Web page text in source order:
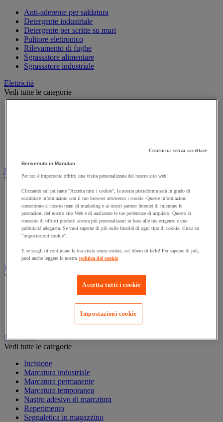
Anti-aderente per saldatura
Detergente industriale
Detergente per scritte su muri
Pulitore elettronico
Rilevamento di fughe
Sgrassatore alimentare
Sgrassatore industriale
Elettricità
Vedi tutte le categorie
Illuminazione
Vedi tutte le categorie
Illuminazione interna ed esterna
Lampada da officina
Lampada frontale
Lampada portatile
Lampadina
Torcia
Ingrassaggio e lubrificazione
Vedi tutte le categorie
Attrezzi per lubrificazione
Marcatura
Vedi tutte le categorie
Incisione
Marcatura industriale
Marcatura permanente
Marcatura temporanea
Nastro adesivo di marcatura
Reperimento
Segnaletica in magazzino
Continua senza accettare
Benvenuto in Manutan
Per noi è importante offrirti una visita personalizzata del nostro sito web!
Cliccando sul pulsante "Accetta tutti i cookie", la nostra piattaforma sarà in grado di
scambiare informazioni con il tuo browser attraverso i cookie. Queste informazioni
consentono al nostro team di marketing e ai nostri partner Internet di misurare le
prestazioni del nostro sito Web e di analizzare le tue preferenze di acquisto. Questo ci
consente di offrirti prodotti ancora più personalizzati in base alle tue esigenze e una
pubblicità adeguata. Se vuoi saperne di più sulle finalità di ogni tipo di cookie, clicca su
"impostazioni cookie".
E se scegli di continuare la tua visita senza cookie, sei libero di farlo! Per saperne di più,
puoi anche leggere la nostra politica dei cookie
Accetta tutti i cookie
Impostazioni cookie